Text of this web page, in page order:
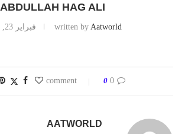
ABDULLAH HAG ALI
written by Aatworld فبراير 23, 2025
0 comment
0
AATWORLD